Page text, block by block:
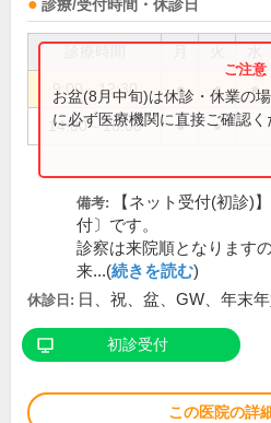
診療/受付時間・休診日
9:00～12:30 ● ● ●
14:00～18:00 ● ●
お盆(8月中旬)は休診・休業の
に必ず医療機関に直接ご確認く
備考:
【ネット受付(初診)
付〕です。
診察は来院順となります
来...(続きを読む)
休診日: 日、祝、盆、GW、年末
初診受付
この医院の詳